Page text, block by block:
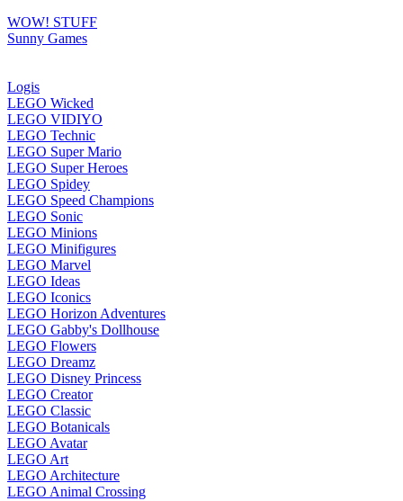
WOW! STUFF
Sunny Games
Logis
LEGO Wicked
LEGO VIDIYO
LEGO Technic
LEGO Super Mario
LEGO Super Heroes
LEGO Spidey
LEGO Speed Champions
LEGO Sonic
LEGO Minions
LEGO Minifigures
LEGO Marvel
LEGO Ideas
LEGO Iconics
LEGO Horizon Adventures
LEGO Gabby's Dollhouse
LEGO Flowers
LEGO Dreamz
LEGO Disney Princess
LEGO Creator
LEGO Classic
LEGO Botanicals
LEGO Avatar
LEGO Art
LEGO Architecture
LEGO Animal Crossing